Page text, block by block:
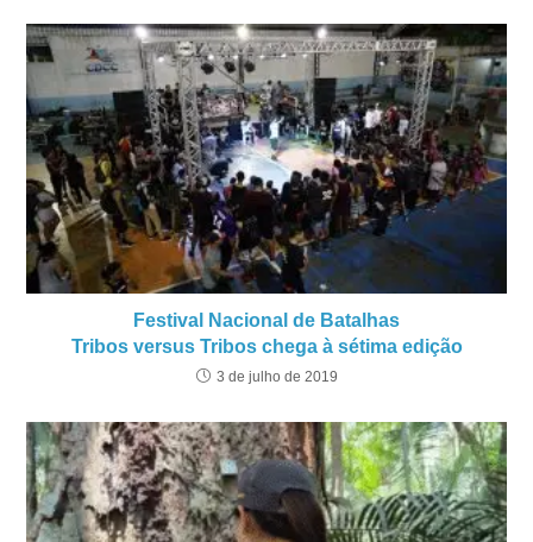
Festival Nacional de Batalhas
Tribos versus Tribos chega à sétima edição
3 de julho de 2019